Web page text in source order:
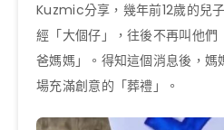
Kuzmic分享，幾年前12歲的兒
經「大個仔」，往後不再叫他們
爸媽媽」。得知這個消息後，媽
場充滿創意的「葬禮」。